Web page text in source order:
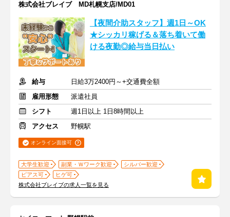
株式会社ブレイブ MD札幌支店/MD01
【夜間介助スタッフ】週1日～OK
★シッカリ稼げる＆落ち着いて働
ける夜勤◎給与当日払い
給与
日給3万2400円～+交通費全額
雇用形態
派遣社員
シフト
週1日以上 1日8時間以上
アクセス
野幌駅
オンライン面接可
大学生歓迎 副業・Ｗワーク歓迎
シルバー歓迎
ピアス可
ヒゲ可
株式会社ブレイブの求人一覧を見る